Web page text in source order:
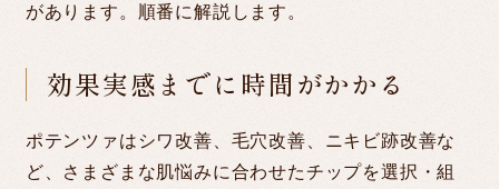
SNS
があります。順番に解説します。
効果実感までに時間がかかる
ポテンツァはシワ改善、毛穴改善、ニキビ跡改善な
ど、さまざまな肌悩みに合わせたチップを選択・組